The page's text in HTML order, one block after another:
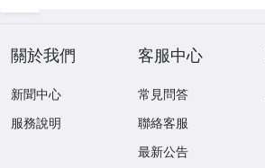
關於我們
新聞中心
服務說明
客服中心
常見問答
聯絡客服
最新公告